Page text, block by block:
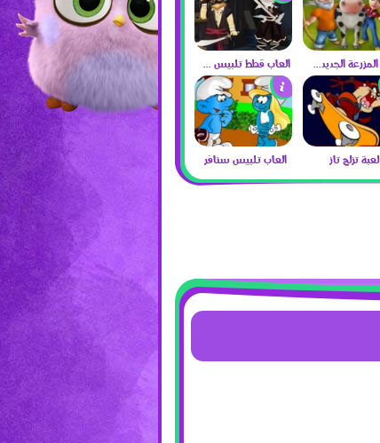
لعبة المزرعة الجديدة 2017 العاب قطط تلبيس 2017
لعبة تزلج تاز العاب تلبيس سنافر